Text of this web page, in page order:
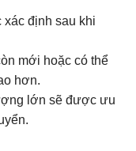
định sau khi
mới hoặc có thể
hơn.
lớn sẽ được ưu